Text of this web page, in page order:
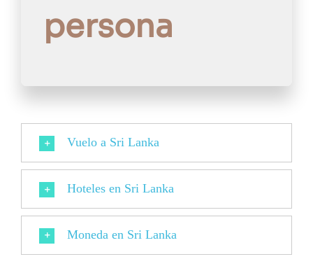
persona
Vuelo a Sri Lanka
Hoteles en Sri Lanka
Moneda en Sri Lanka